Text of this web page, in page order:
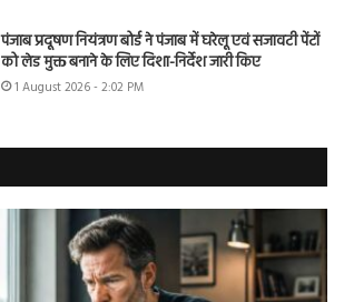
पंजाब प्रदूषण नियंत्रण बोर्ड ने पंजाब में घरेलू एवं सजावटी पेंटों
को लेड मुक्त बनाने के लिए दिशा-निर्देश जारी किए
1 August 2026 - 2:02 PM